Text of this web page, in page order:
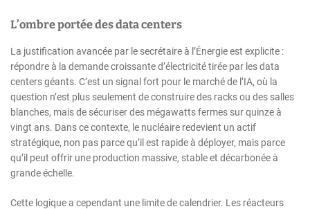
L’ombre portée des data centers
La justification avancée par le secrétaire à l’Énergie est explicite :
répondre à la demande croissante d’électricité tirée par les data
centers géants. C’est un signal fort pour le marché de l’IA, où la
question n’est plus seulement de construire des racks ou des salles
blanches, mais de sécuriser des mégawatts fermes sur quinze à
vingt ans. Dans ce contexte, le nucléaire redevient un actif
stratégique, non pas parce qu’il est rapide à déployer, mais parce
qu’il peut offrir une production massive, stable et décarbonée à
grande échelle.
Cette logique a cependant une limite de calendrier. Les réacteurs